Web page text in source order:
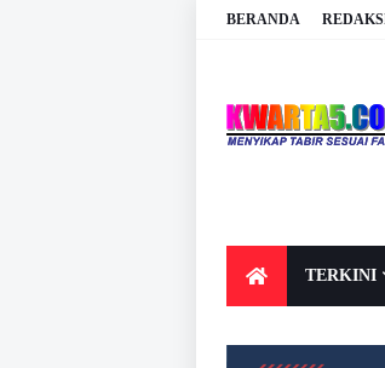
BERANDA
TERKINI